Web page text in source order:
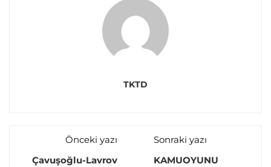
TKTD
Önceki yazı
Çavuşoğlu-Lavrov
Sonraki yazı
KAMUOYUNU